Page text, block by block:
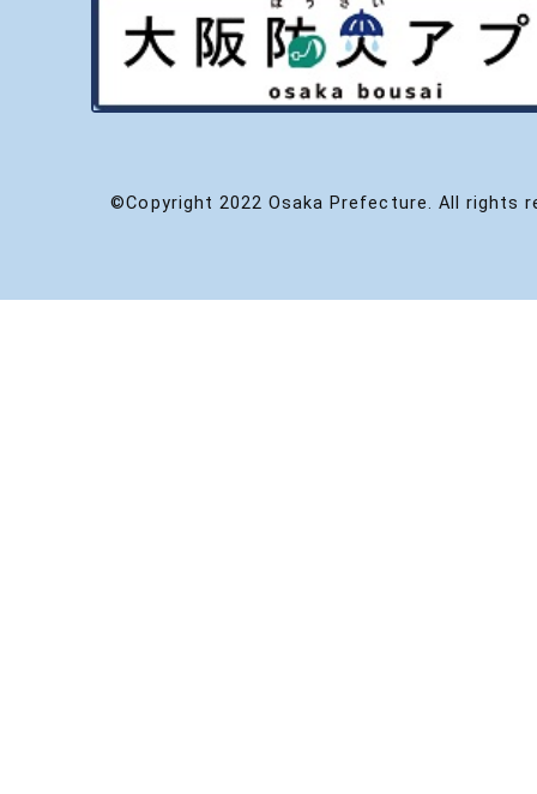
©Copyright 2022 Osaka Prefecture. All rights